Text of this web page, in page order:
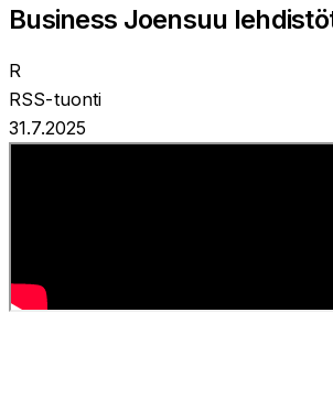
Business Joensuu
R
RSS-tuonti
31.7.2025